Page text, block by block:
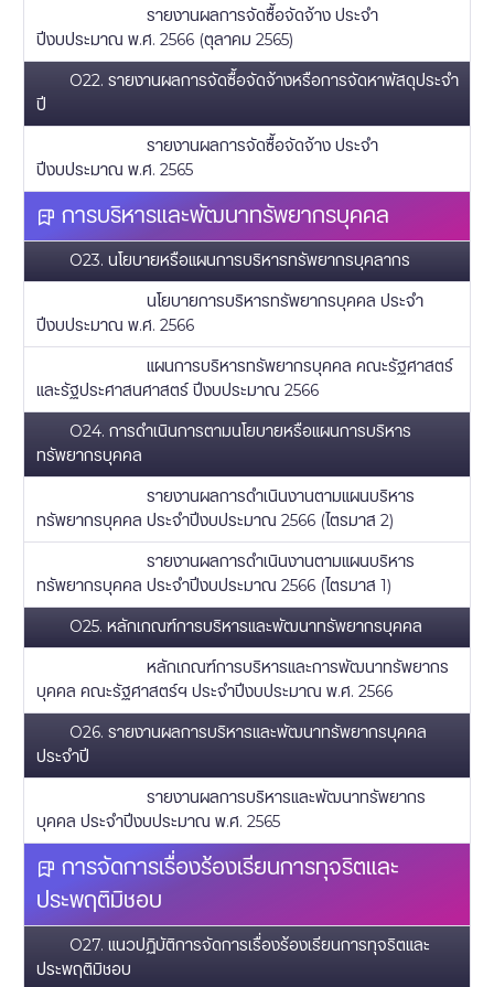
รายงานผลการจัดซื้อจัดจ้าง ประจำ
ปีงบประมาณ พ.ศ. 2566 (ตุลาคม 2565)
O22. รายงานผลการจัดซื้อจัดจ้างหรือการจัดหาพัสดุประจำ
ปี
รายงานผลการจัดซื้อจัดจ้าง ประจำ
ปีงบประมาณ พ.ศ. 2565
การบริหารและพัฒนาทรัพยากรบุคคล
O23. นโยบายหรือแผนการบริหารทรัพยากรบุคลากร
นโยบายการบริหารทรัพยากรบุคคล ประจำ
ปีงบประมาณ พ.ศ. 2566
แผนการบริหารทรัพยากรบุคคล คณะรัฐศาสตร์
และรัฐประศาสนศาสตร์ ปีงบประมาณ 2566
O24. การดำเนินการตามนโยบายหรือแผนการบริหาร
ทรัพยากรบุคคล
รายงานผลการดำเนินงานตามแผนบริหาร
ทรัพยากรบุคคล ประจำปีงบประมาณ 2566 (ไตรมาส 2)
รายงานผลการดำเนินงานตามแผนบริหาร
ทรัพยากรบุคคล ประจำปีงบประมาณ 2566 (ไตรมาส 1)
O25. หลักเกณฑ์การบริหารและพัฒนาทรัพยากรบุคคล
หลักเกณฑ์การบริหารและการพัฒนาทรัพยากร
บุคคล คณะรัฐศาสตร์ฯ ประจำปีงบประมาณ พ.ศ. 2566
O26. รายงานผลการบริหารและพัฒนาทรัพยากรบุคคล
ประจำปี
รายงานผลการบริหารและพัฒนาทรัพยากร
บุคคล ประจำปีงบประมาณ พ.ศ. 2565
การจัดการเรื่องร้องเรียนการทุจริตและ
ประพฤติมิชอบ
O27. แนวปฏิบัติการจัดการเรื่องร้องเรียนการทุจริตและ
ประพฤติมิชอบ